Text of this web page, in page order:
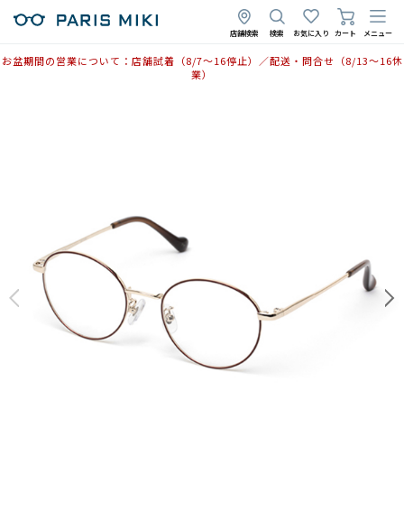
店舗検索 検索 お気に入り カート メニュー
お盆期間の営業について：店舗試着（8/7〜16停止）／配送・問合せ（8/13〜16休
業）